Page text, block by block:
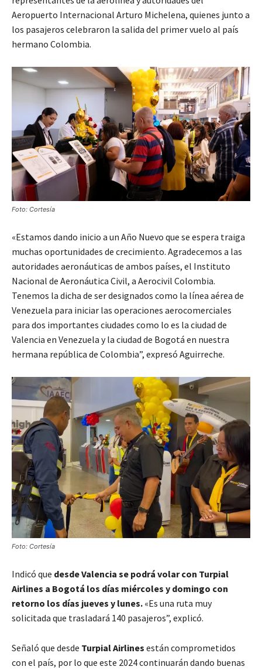
Aeropuerto Internacional Arturo Michelena, quienes junto a
los pasajeros celebraron la salida del primer vuelo al país
hermano Colombia.
Foto: Cortesía
«Estamos dando inicio a un Año Nuevo que se espera traiga
muchas oportunidades de crecimiento. Agradecemos a las
autoridades aeronáuticas de ambos países, el Instituto
Nacional de Aeronáutica Civil, a Aerocivil Colombia.
Tenemos la dicha de ser designados como la línea aérea de
Venezuela para iniciar las operaciones aerocomerciales
para dos importantes ciudades como lo es la ciudad de
Valencia en Venezuela y la ciudad de Bogotá en nuestra
hermana república de Colombia”, expresó Aguirreche.
Foto: Cortesía
Indicó que desde Valencia se podrá volar con Turpial
Airlines a Bogotá los días miércoles y domingo con
retorno los días jueves y lunes. «Es una ruta muy
solicitada que trasladará 140 pasajeros”, explicó.
Señaló que desde Turpial Airlines están comprometidos
con el país, por lo que este 2024 continuarán dando buenas